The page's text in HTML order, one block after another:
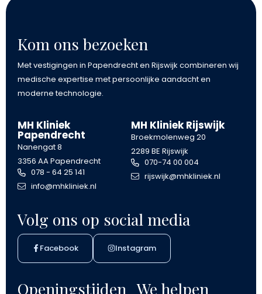
Kom ons bezoeken
Met vestigingen in Papendrecht en Rijswijk combineren wij
medische expertise met persoonlijke aandacht en
moderne technologie.
MH Kliniek
Papendrecht
Nanengat 8
3356 AA Papendrecht
078 - 64 25 141
info@mhkliniek.nl
MH Kliniek Rijswijk
Broekmolenweg 20
2289 BE Rijswijk
070-74 00 004
rijswijk@mhkliniek.nl
Volg ons op social media
Facebook Instagram
Openingstijden We helpen